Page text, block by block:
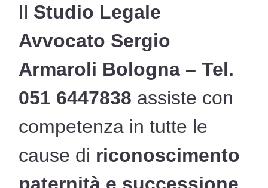
Il Studio Legale
Avvocato Sergio
Armaroli Bologna – Tel.
051 6447838 assiste con
competenza in tutte le
cause di riconoscimento
paternità e successione